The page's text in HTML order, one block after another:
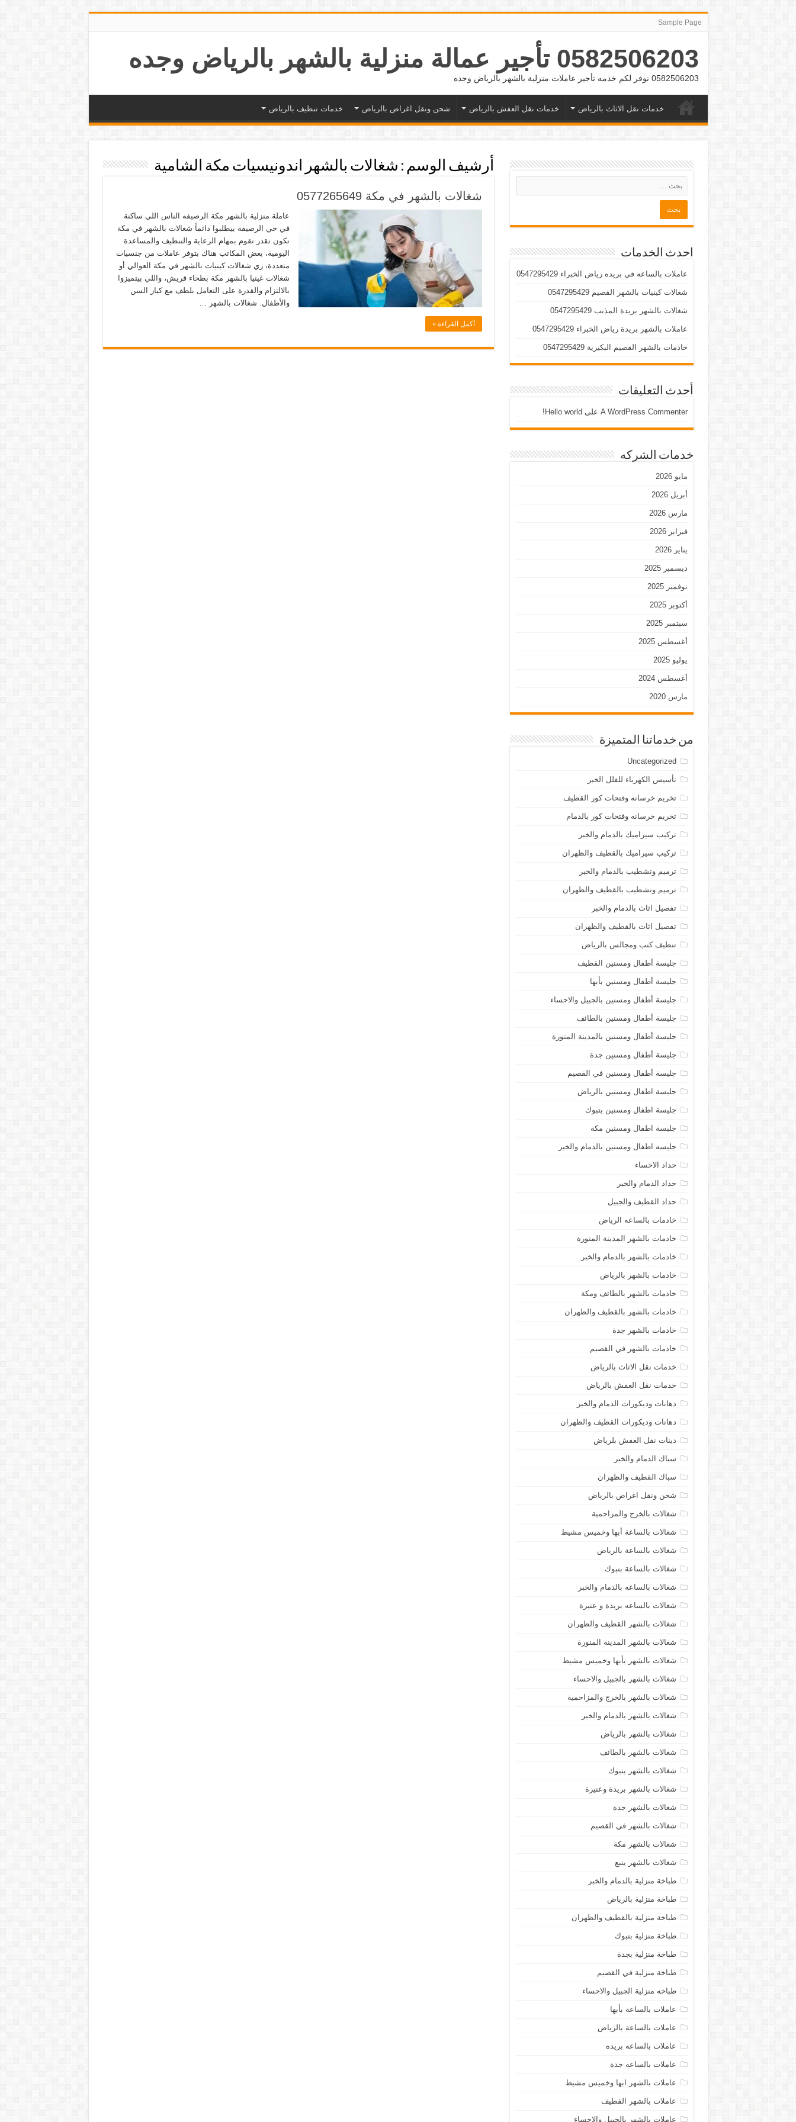
Sample Page
0582506203 تأجير عمالة منزلية بالشهر بالرياض وجده
0582506203 نوفر لكم خدمه تأجير عاملات منزلية بالشهر بالرياض وجده
خدمات نقل الاثاث بالرياض خدمات نقل العفش بالرياض شحن ونقل اغراض بالرياض خدمات تنظيف بالرياض
أرشيف الوسم : شغالات بالشهر اندونيسيات مكة الشامية
شغالات بالشهر في مكة 0577265649
عاملة منزلية بالشهر مكة الرصيفه الناس اللي ساكنة
في حي الرصيفة بيطلبوا دائماً شغالات بالشهر في مكة
تكون تقدر تقوم بمهام الرعاية والتنظيف والمساعدة
اليومية، بعض المكاتب هناك بتوفر عاملات من جنسيات
متعددة، زي شغالات كينيات بالشهر في مكة العوالي أو
شغالات غينيا بالشهر مكة بطحاء قريش، واللي بيتميزوا
بالالتزام والقدرة على التعامل بلطف مع كبار السن
والأطفال. شغالات بالشهر …
أكمل القراءة »
احدث الخدمات
عاملات بالساعه في بريده رياض الخبراء 0547295429
شغالات كينيات بالشهر القصيم 0547295429
شغالات بالشهر بريدة المذنب 0547295429
عاملات بالشهر بريدة رياض الخبراء 0547295429
خادمات بالشهر القصيم البكيرية 0547295429
أحدث التعليقات
A WordPress Commenter على Hello world!
خدمات الشركه
مايو 2026
أبريل 2026
مارس 2026
فبراير 2026
يناير 2026
ديسمبر 2025
نوفمبر 2025
أكتوبر 2025
سبتمبر 2025
أغسطس 2025
يوليو 2025
أغسطس 2024
مارس 2020
من خدماتنا المتميزة
Uncategorized
تأسيس الكهرباء للفلل الخبر
تخريم خرسانه وفتحات كور القطيف
تخريم خرسانه وفتحات كور بالدمام
تركيب سيراميك بالدمام والخبر
تركيب سيراميك بالقطيف والظهران
ترميم وتشطيب بالدمام والخبر
ترميم وتشطيب بالقطيف والظهران
تفصيل اثاث بالدمام والخبر
تفصيل اثاث بالقطيف والظهران
تنظيف كنب ومجالس بالرياض
جليسة أطفال ومسنين القطيف
جليسة أطفال ومسنين بأبها
جليسة أطفال ومسنين بالجبيل والاحساء
جليسة أطفال ومسنين بالطائف
جليسة أطفال ومسنين بالمدينة المنورة
جليسة أطفال ومسنين جدة
جليسة أطفال ومسنين في القصيم
جليسة اطفال ومسنين بالرياض
جليسة اطفال ومسنين بتبوك
جليسة اطفال ومسنين مكة
جليسه اطفال ومسنين بالدمام والخبر
حداد الاحساء
حداد الدمام والخبر
حداد القطيف والجبيل
خادمات بالساعه الرياض
خادمات بالشهر المدينة المنورة
خادمات بالشهر بالدمام والخبر
خادمات بالشهر بالرياض
خادمات بالشهر بالطائف ومكة
خادمات بالشهر بالقطيف والظهران
خادمات بالشهر جدة
خادمات بالشهر في القصيم
خدمات نقل الاثاث بالرياض
خدمات نقل العفش بالرياض
دهانات وديكورات الدمام والخبر
دهانات وديكورات القطيف والظهران
دينات نقل العفش بلرياض
سباك الدمام والخبر
سباك القطيف والظهران
شحن ونقل اغراض بالرياض
شغالات بالخرج والمزاحمية
شغالات بالساعة أبها وخميس مشيط
شغالات بالساعة بالرياض
شغالات بالساعة بتبوك
شغالات بالساعه بالدمام والخبر
شغالات بالساعه بريدة و عنيزة
شغالات بالشهر القطيف والظهران
شغالات بالشهر المدينة المنورة
شغالات بالشهر بأبها وخميس مشيط
شغالات بالشهر بالجبيل والاحساء
شغالات بالشهر بالخرج والمزاحمية
شغالات بالشهر بالدمام والخبر
شغالات بالشهر بالرياض
شغالات بالشهر بالطائف
شغالات بالشهر بتبوك
شغالات بالشهر بريدة وعنيزة
شغالات بالشهر جدة
شغالات بالشهر في القصيم
شغالات بالشهر مكة
شغالات بالشهر ينبع
طباخة منزلية بالدمام والخبر
طباخة منزلية بالرياض
طباخة منزلية بالقطيف والظهران
طباخة منزلية بتبوك
طباخة منزلية بجدة
طباخة منزلية في القصيم
طباخه منزلية الجبيل والاحساء
عاملات بالساعة بأبها
عاملات بالساعة بالرياض
عاملات بالساعه بريده
عاملات بالساعه جدة
عاملات بالشهر ابها وخميس مشيط
عاملات بالشهر القطيف
عاملات بالشهر بالجبيل والاحساء